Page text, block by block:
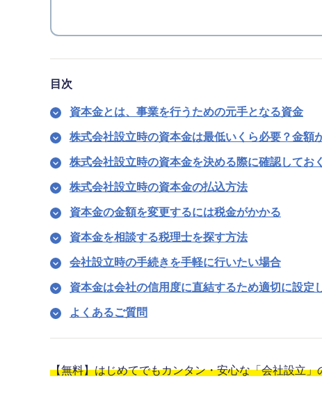
目次
資本金とは、事業を行うための元手となる資金
株式会社設立時の資本金は最低いくら必要？金額
株式会社設立時の資本金を決める際に確認してお
株式会社設立時の資本金の払込方法
資本金の金額を変更するには税金がかかる
資本金を相談する税理士を探す方法
会社設立時の手続きを手軽に行いたい場合
資本金は会社の信用度に直結するため適切に設定
よくあるご質問
【無料】はじめてでもカンタン・安心な「会社設立